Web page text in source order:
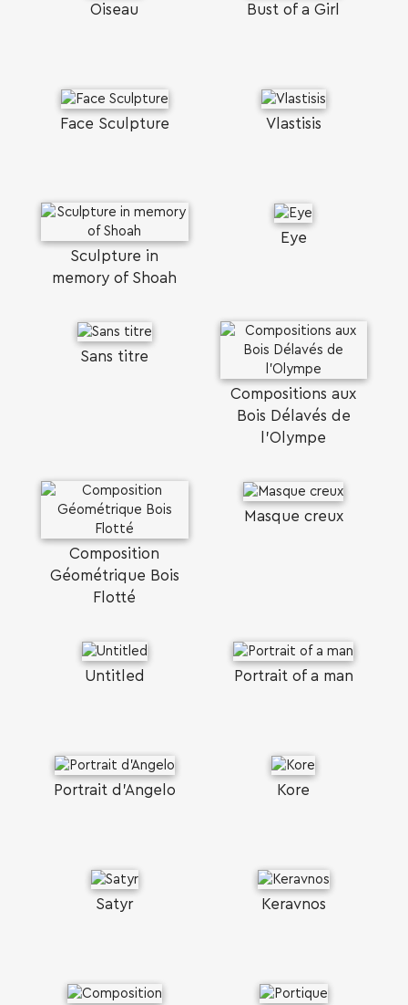
Oiseau Bust of a Girl
Face Sculpture Vlastisis
Sculpture in
memory of Shoah
Eye
Sans titre
Compositions aux
Bois Délavés de
l'Olympe
Composition
Géométrique Bois
Flotté
Masque creux
Untitled Portrait of a man
Portrait d'Angelo Kore
Satyr Keravnos